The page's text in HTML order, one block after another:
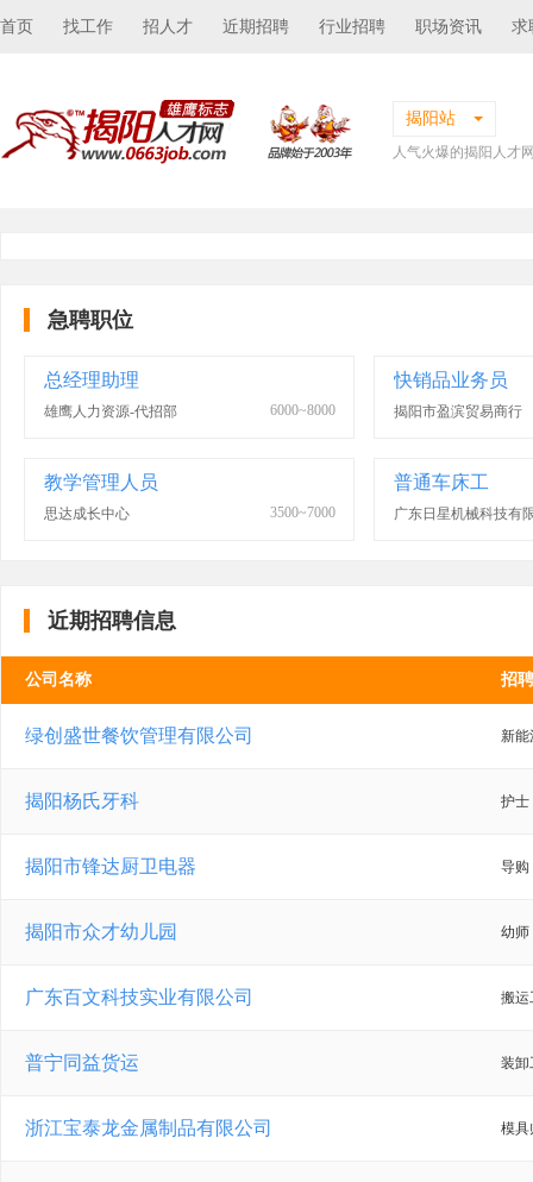
首页 找工作 招人才 近期招聘 行业招聘 职场资讯 求
揭阳站
人气火爆的揭阳人才
急聘职位
总经理助理
雄鹰人力资源-代招部 6000~8000
快销品业务员
揭阳市盈滨贸易商行
教学管理人员
思达成长中心 3500~7000
普通车床工
广东日星机械科技有
近期招聘信息
公司名称 招
绿创盛世餐饮管理有限公司 新能
揭阳杨氏牙科 护士
揭阳市锋达厨卫电器 导购
揭阳市众才幼儿园 幼师
广东百文科技实业有限公司 搬运
普宁同益货运 装卸
浙江宝泰龙金属制品有限公司 模具